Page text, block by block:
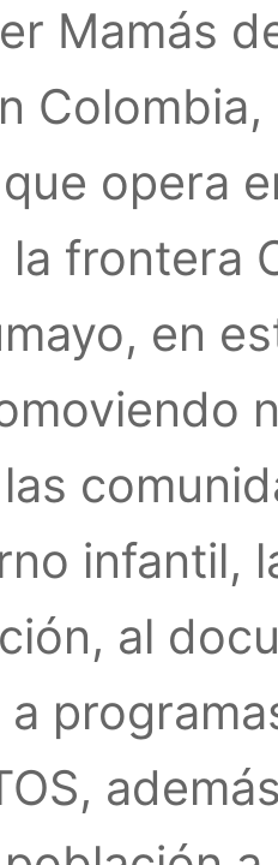
Mamás
que opera
frontera
en
infantil,
al